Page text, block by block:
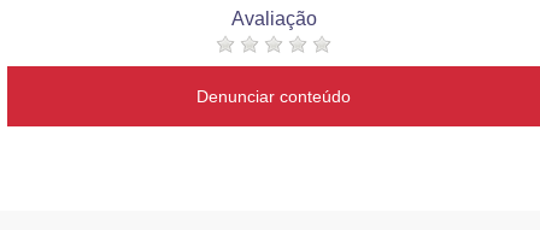
Avaliação
Denunciar conteúdo